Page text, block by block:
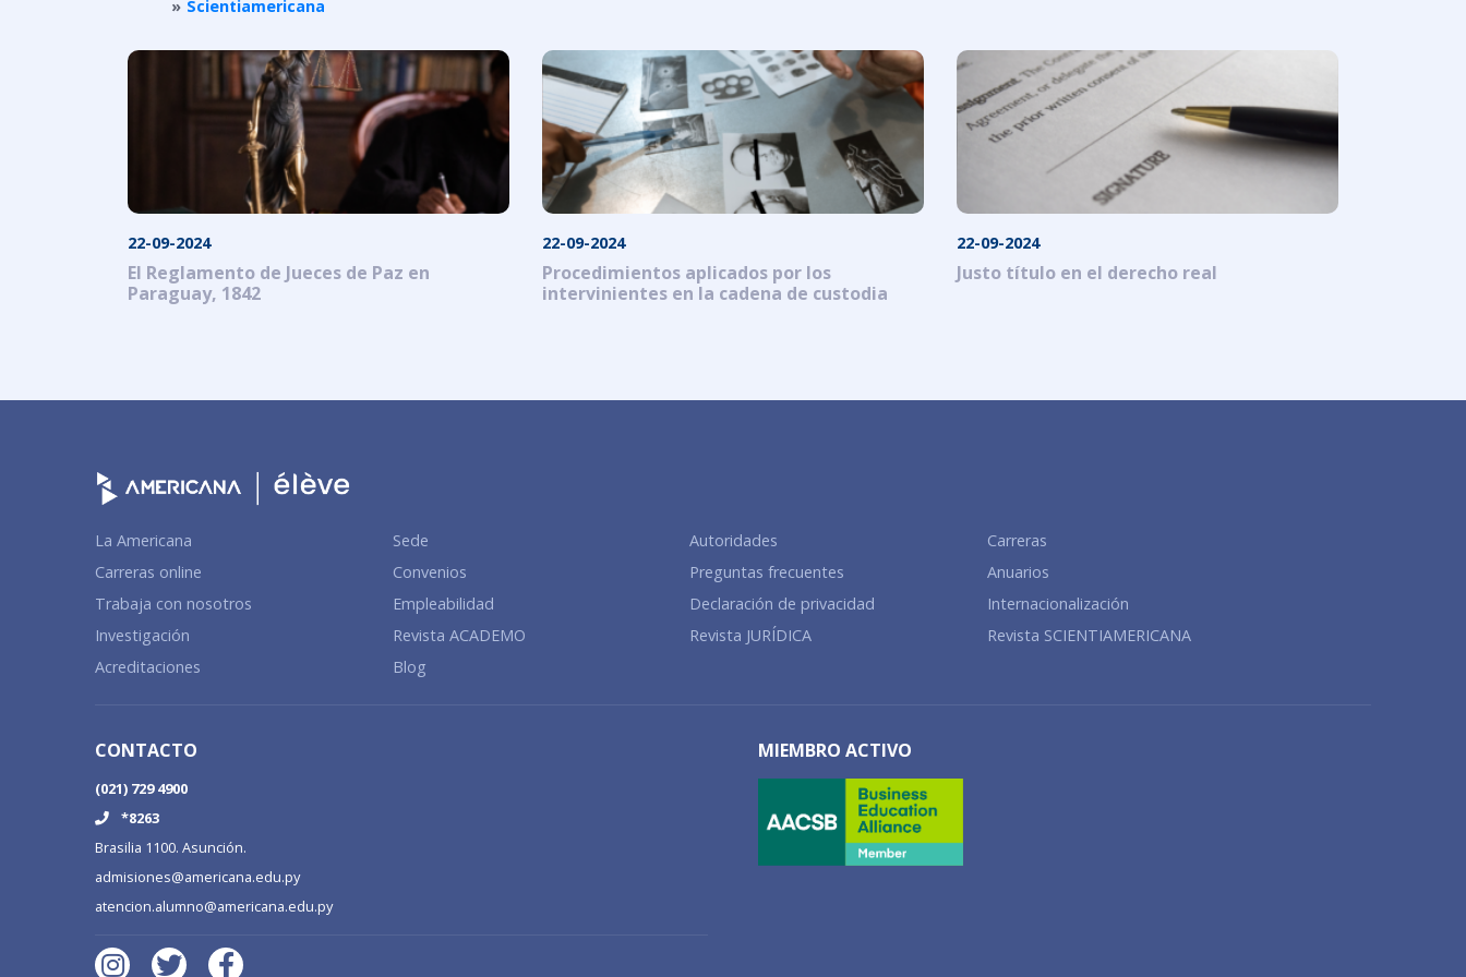
Scientiamericana
22-09-2024
El Reglamento de Jueces de Paz en
Paraguay, 1842
22-09-2024
Procedimientos aplicados por los
intervinientes en la cadena de custodia
22-09-2024
Justo título en el derecho real
La Americana Sede Autoridades
Carreras
Carreras online
Convenios Preguntas frecuentes
Anuarios
Trabaja con nosotros
Empleabilidad Declaración de privacidad
Internacionalización
Investigación
Revista ACADEMO Revista JURÍDICA
Revista SCIENTIAMERICANA
Acreditaciones
Blog
CONTACTO
(021) 729 4900
*8263
Brasilia 1100. Asunción.
admisiones@americana.edu.py
atencion.alumno@americana.edu.py
MIEMBRO ACTIVO